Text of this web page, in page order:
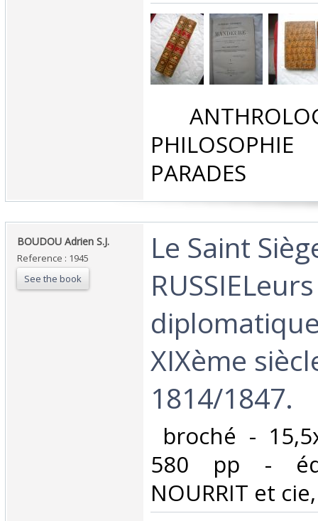
PHILOSOPHIE
PARADES‎
‎BOUDOU Adrien S.J.‎
Reference : 1945
See the book
‎Le Saint
XIXème
1814/1847. ‎
broché -
580 pp -
NOURRIT et